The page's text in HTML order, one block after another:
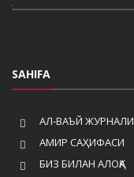
SAHIFA
АЛ-ВАЪЙ ЖУРНАЛИ
АМИР САҲИФАСИ
БИЗ БИЛАН АЛОҚА